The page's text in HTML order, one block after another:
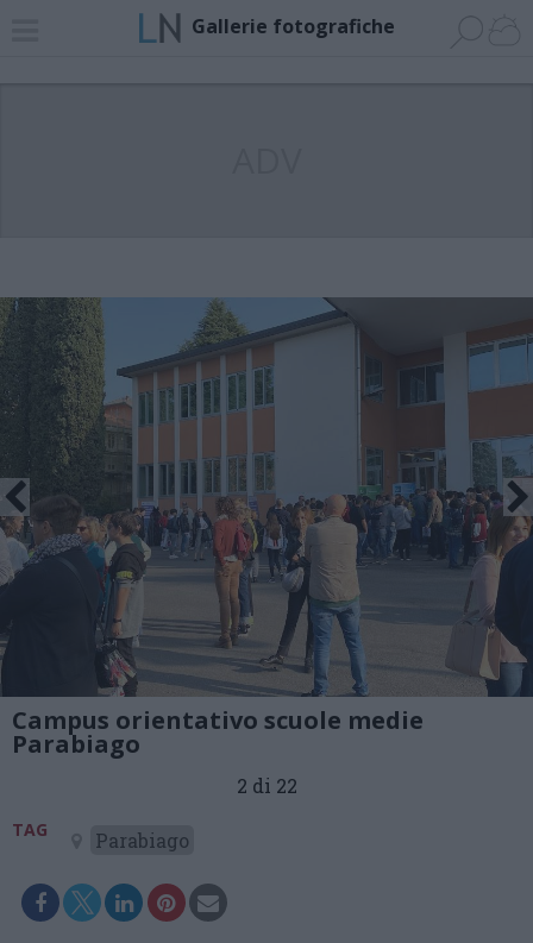
Gallerie fotografiche
Campus orientativo scuole medie
Parabiago
2 di 22
TAG Parabiago